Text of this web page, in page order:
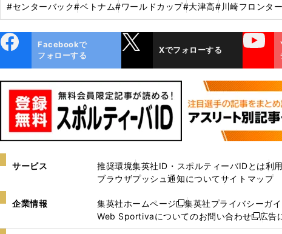
#センターバック#ベトナム#ワールドカップ#大津高#川崎フロンタ
ok
Facebookで
フォローする
Xでフォローする
YouTube
サービス 推奨環境集英社ID・スポルティーバIDとは利
ブラウザプッシュ通知についてサイトマップ
企業情報 集英社ホームページ
新
し
い
集英社プライバシーガ
Web Sportivaについてのお問い合わせ
新
し
広告